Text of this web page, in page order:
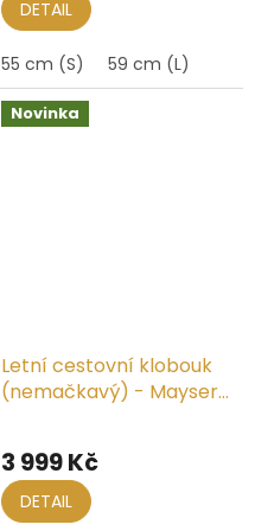
64 cm
DETAIL
55 cm (S) 59 cm (L)
Novinka
Letní cestovní klobouk
(nemačkavý) - Mayser
3 999 Kč
DETAIL